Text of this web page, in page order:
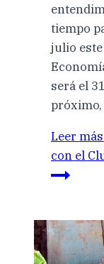
tiempo
julio
será el
Leer más
con el